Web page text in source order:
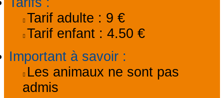
Tarif adulte : 9 €
Tarif enfant :
4.50 €
Important à savoir :
Les animaux ne sont pas
admis